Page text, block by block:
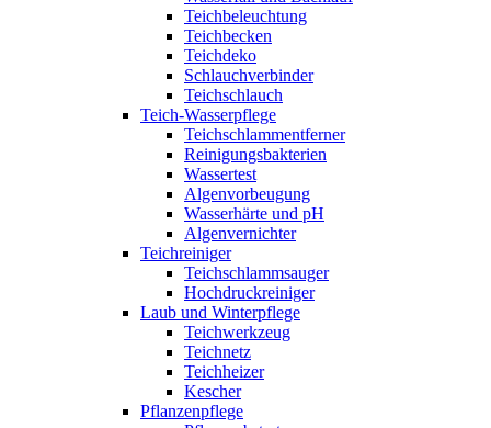
Teichbeleuchtung
Teichbecken
Teichdeko
Schlauchverbinder
Teichschlauch
Teich-Wasserpflege
Teichschlammentferner
Reinigungsbakterien
Wassertest
Algenvorbeugung
Wasserhärte und pH
Algenvernichter
Teichreiniger
Teichschlammsauger
Hochdruckreiniger
Laub und Winterpflege
Teichwerkzeug
Teichnetz
Teichheizer
Kescher
Pflanzenpflege